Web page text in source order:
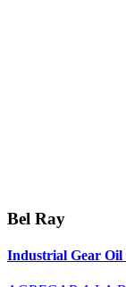
Bel Ray
Industrial Gear Oil